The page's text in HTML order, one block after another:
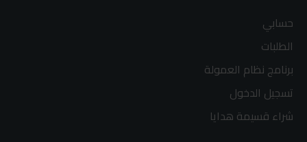
حسابي
الطلبات
برنامج نظام العمولة
تسجيل الدخول
شراء قسيمة هدايا